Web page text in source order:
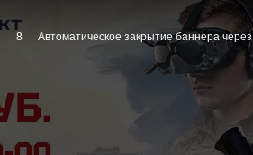
7 Автоматическое закрытие баннера через